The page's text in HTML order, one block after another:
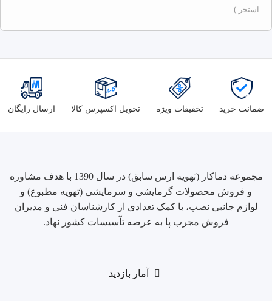
استخر )
ضمانت خرید تخفیفات ویژه تحویل اکسپرس کالا ارسال رایگان
مجموعه دماکار (تهویه ارس سابق) در سال 1390 با هدف مشاوره
و فروش محصولات گرمایشی و سرمایشی (تهویه مطبوع) و
لوازم جانبی نصب، با کمک تعدادی از کارشناسان فنی و مدیران
فروش مجرب پا به عرصه تآسیسات کشور نهاد.
آمار بازدید